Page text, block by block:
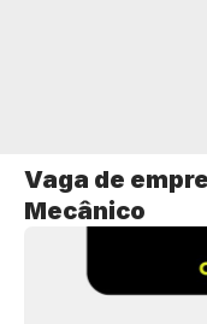
Vaga de
Mecânico